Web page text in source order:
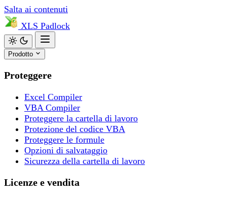
Salta ai contenuti
XLS Padlock
Prodotto
Proteggere
Excel Compiler
VBA Compiler
Proteggere la cartella di lavoro
Protezione del codice VBA
Proteggere le formule
Opzioni di salvataggio
Sicurezza della cartella di lavoro
Licenze e vendita